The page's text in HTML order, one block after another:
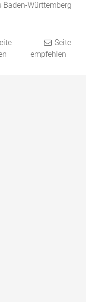
Württemberg
Seite
empfehlen